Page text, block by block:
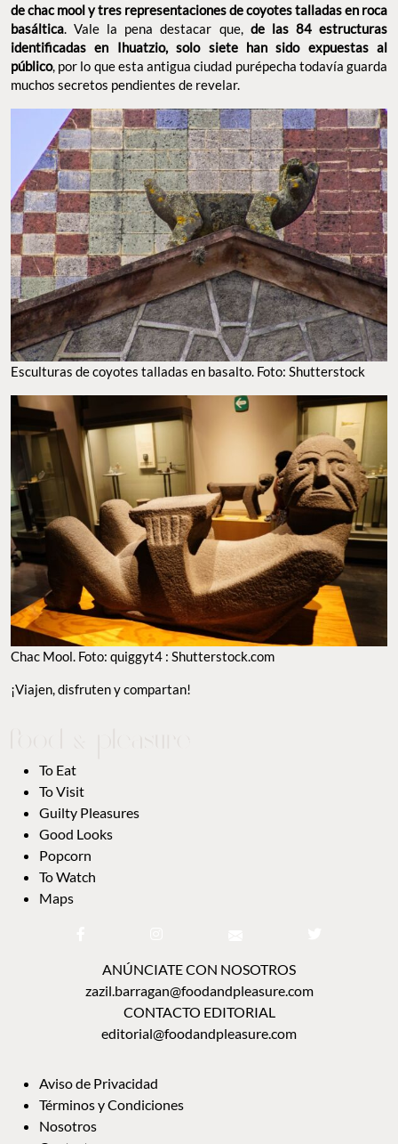
de chac mool y tres representaciones de coyotes talladas en roca
basáltica. Vale la pena destacar que, de las 84 estructuras
identificadas en Ihuatzio, solo siete han sido expuestas al
público, por lo que esta antigua ciudad purépecha todavía guarda
muchos secretos pendientes de revelar.
Esculturas de coyotes talladas en basalto. Foto: Shutterstock
Chac Mool. Foto: quiggyt4 : Shutterstock.com
¡Viajen, disfruten y compartan!
To Eat
To Visit
Guilty Pleasures
Good Looks
Popcorn
To Watch
Maps
ANÚNCIATE CON NOSOTROS
zazil.barragan@foodandpleasure.com
CONTACTO EDITORIAL
editorial@foodandpleasure.com
Aviso de Privacidad
Términos y Condiciones
Nosotros